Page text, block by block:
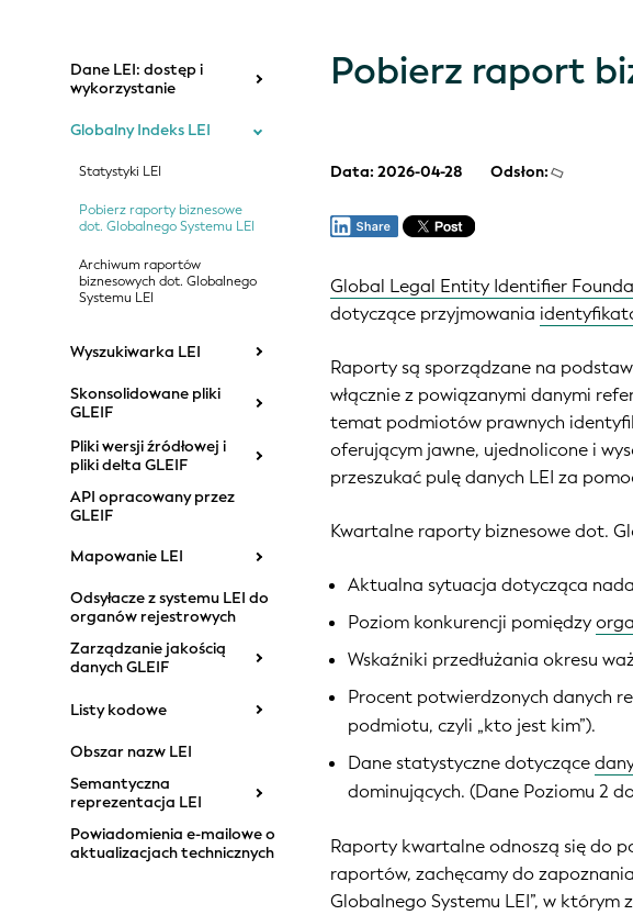
Dane LEI: dostęp i
wykorzystanie
Globalny Indeks LEI
Statystyki LEI
Pobierz raporty biznesowe
dot. Globalnego Systemu LEI
Archiwum raportów
biznesowych dot. Globalnego
Systemu LEI
Wyszukiwarka LEI
Skonsolidowane pliki
GLEIF
Pliki wersji źródłowej i
pliki delta GLEIF
API opracowany przez
GLEIF
Mapowanie LEI
Odsyłacze z systemu LEI do
organów rejestrowych
Zarządzanie jakością
danych GLEIF
Listy kodowe
Obszar nazw LEI
Semantyczna
reprezentacja LEI
Powiadomienia e-mailowe o
aktualizacjach technicznych
Pobierz raport
Data: 2026-04-28 Odsłon:
Global Legal Entity Identifier
dotyczące przyjmowania
Raporty są sporządzane na
włącznie z powiązanymi danymi
temat podmiotów prawnych
oferującym jawne, ujednolicone i
przeszukać pulę danych LEI za
Kwartalne raporty biznesowe dot.
Aktualna sytuacja dotycząca
Poziom konkurencji pomiędzy
Wskaźniki przedłużania okresu
Procent potwierdzonych danych
podmiotu, czyli „kto jest kim”).
Dane statystyczne dotyczące
dominujących. (Dane Poziomu 2
Raporty kwartalne odnoszą się do
raportów, zachęcamy do
Globalnego Systemu LEI”, w